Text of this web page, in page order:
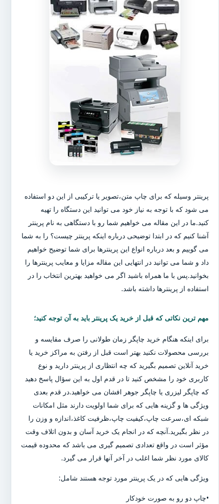
پرینتر وسیله که برای چاپ متن،تصویر یا ترکیبی از این دو استفاده
می شود که با توجه به نیاز خود می توانید این دستگاه را تهیه
کنید.ما در این مقاله می خواهیم شما رو با دستگاهی به نام پرینتر
آشنا کنیم که در ابتدا توضیحی درباره اینکه پرینتر چیست؟ را به شما
می گوییم و بعد درباره انواع این پرینترها برای شما توضیح خواهیم
داد و شما می توانید در انتهایی این مقاله مزایا و معایب پرینترها را
بخوانید.پس با ما همراه باشید اگر می خواهید بهترین انتخاب را در
استفاده از پرینترها داشته باشد.
مهم ترین نکاتی که قبل از خرید یک پرینتر باید به آن توجه کنید؛
برای اینکه هنگام خرید چاپگر زمان طولانی را صرف مقایسه و
بررسی محصولات نکنید بهتر است قبل از رفتن به مراکز خرید یا
خرید آنلاین تصمیم بگیرید که چه انتظاری از پرینتر دارید و نوع
کاربری خود را مشخص کنید تا در قدم اول به این سؤال پاسخ دهید
که چاپگر لیزری یا چاپگر جوهر افشان می خواهید.در قدم بعدی
ویژگی ها و گزینه هایی که برای شما اولویت دارند مثل امکانات
شبکه ای،سرعت چاپ،کیفیت چاپ،ظرفیت کاغذ،اندازه و وزن را
در نظر بگیرید.آنچه که در انجام یک خرید آسان و بدون اتلاف وقت
مؤثر است در واقع تعدادی تصمیم گیری می باشد که محدوده قیمت
کالای مورد نظر شما اغلب در آخر آنها قرار می گیرد.
ویژگی هایی که در یک پرینتر مورد توجه هستند شامل:
•چاپ دو رو به صورت خودکار